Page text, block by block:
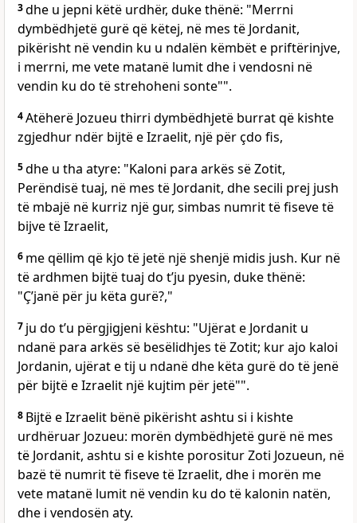
3dhe u jepni këtë urdhër, duke thënë: "Merrni
dymbëdhjetë gurë që këtej, në mes të Jordanit,
pikërisht në vendin ku u ndalën këmbët e priftërinjve,
i merrni, me vete matanë lumit dhe i vendosni në
vendin ku do të strehoheni sonte"".
4Atëherë Jozueu thirri dymbëdhjetë burrat që kishte
zgjedhur ndër bijtë e Izraelit, një për çdo fis,
5dhe u tha atyre: "Kaloni para arkës së Zotit,
Perëndisë tuaj, në mes të Jordanit, dhe secili prej jush
të mbajë në kurriz një gur, simbas numrit të fiseve të
bijve të Izraelit,
6 me qëllim që kjo të jetë një shenjë midis jush. Kur në
të ardhmen bijtë tuaj do t’ju pyesin, duke thënë:
"Ç’janë për ju këta gurë?,"
7 ju do t’u përgjigjeni kështu: "Ujërat e Jordanit u
ndanë para arkës së besëlidhjes të Zotit; kur ajo kaloi
Jordanin, ujërat e tij u ndanë dhe këta gurë do të jenë
për bijtë e Izraelit një kujtim për jetë"".
8 Bijtë e Izraelit bënë pikërisht ashtu si i kishte
urdhëruar Jozueu: morën dymbëdhjetë gurë në mes
të Jordanit, ashtu si e kishte porositur Zoti Jozueun, në
bazë të numrit të fiseve të Izraelit, dhe i morën me
vete matanë lumit në vendin ku do të kalonin natën,
dhe i vendosën aty.